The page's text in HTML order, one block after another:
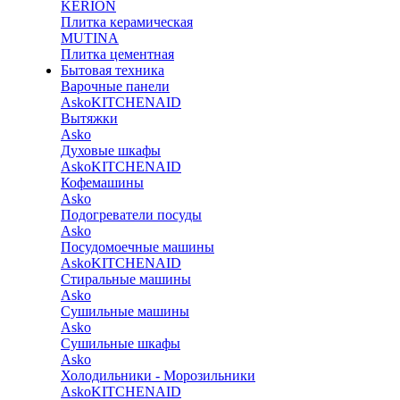
KERION
Плитка керамическая
MUTINA
Плитка цементная
Бытовая техника
Варочные панели
AskoKITCHENAID
Вытяжки
Asko
Духовые шкафы
AskoKITCHENAID
Кофемашины
Asko
Подогреватели посуды
Asko
Посудомоечные машины
AskoKITCHENAID
Стиральные машины
Asko
Сушильные машины
Asko
Сушильные шкафы
Asko
Холодильники - Морозильники
AskoKITCHENAID